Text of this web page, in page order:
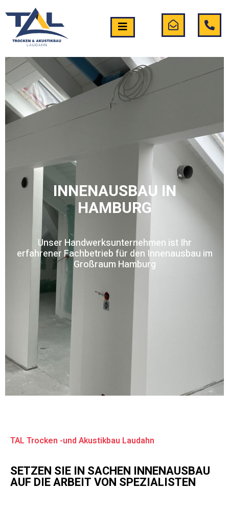
INNENAUSBAU IN
HAMBURG
Unser Handwerksunternehmen ist Ihr
erfahrener Fachbetrieb für den Innenausbau im
Großraum Hamburg
TAL Trocken -und Akustikbau Laudahn
SETZEN SIE IN SACHEN INNENAUSBAU
AUF DIE ARBEIT VON SPEZIALISTEN